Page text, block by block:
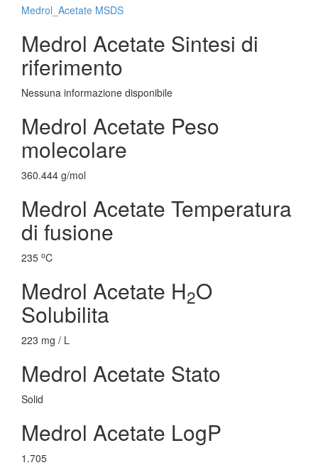
Medrol_Acetate MSDS
Medrol Acetate Sintesi di
riferimento
Nessuna informazione disponibile
Medrol Acetate Peso
molecolare
360.444 g/mol
Medrol Acetate Temperatura
di fusione
235 oC
Medrol Acetate H2O
Solubilita
223 mg / L
Medrol Acetate Stato
Solid
Medrol Acetate LogP
1.705